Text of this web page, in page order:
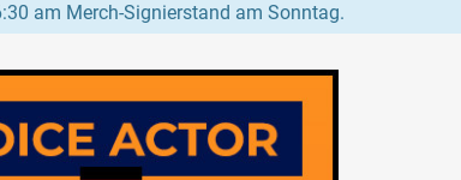
am Merch-Signierstand am Sonntag.